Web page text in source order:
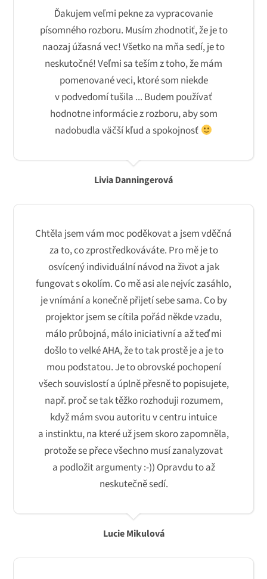
Ďakujem veľmi pekne za vypracovanie
písomného rozboru. Musím zhodnotiť, že je to
naozaj úžasná vec! Všetko na mňa sedí, je to
neskutočné! Veľmi sa teším z toho, že mám
pomenované veci, ktoré som niekde
v podvedomí tušila ... Budem používať
hodnotne informácie z rozboru, aby som
nadobudla väčší kľud a spokojnosť
Livia Danningerová
Chtěla jsem vám moc poděkovat a jsem vděčná
za to, co zprostředkováváte. Pro mě je to
osvícený individuální návod na život a jak
fungovat s okolím. Co mě asi ale nejvíc zasáhlo,
je vnímání a konečně přijetí sebe sama. Co by
projektor jsem se cítila pořád někde vzadu,
málo průbojná, málo iniciativní a až teď mi
došlo to velké AHA, že to tak prostě je a je to
mou podstatou. Je to obrovské pochopení
všech souvislostí a úplně přesně to popisujete,
např. proč se tak těžko rozhoduji rozumem,
když mám svou autoritu v centru intuice
a instinktu, na které už jsem skoro zapomněla,
protože se přece všechno musí zanalyzovat
a podložit argumenty :-)) Opravdu to až
neskutečně sedí.
Lucie Mikulová